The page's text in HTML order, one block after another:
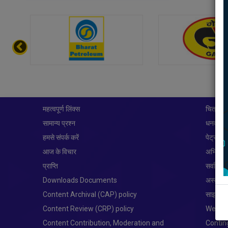
महत्वपूर्ण लिंक्स
सामान्य प्रश्न
हमसे संपर्क करें
आज के विचार
प्राप्ति
Downloads Documents
Content Archival (CAP) policy
Content Review (CRP) policy
Content Contribution, Moderation and
चित्र
अस्वीकरण
साइट मैप